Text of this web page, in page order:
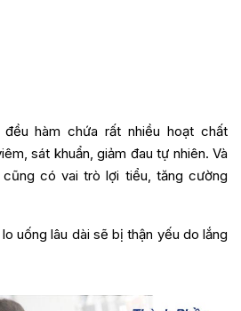
hàm chứa rất nhiều hoạt chất
sát khuẩn, giảm đau tự nhiên. Và
cũng có vai trò lợi tiểu, tăng cường
uống lâu dài sẽ bị thận yếu do lắng